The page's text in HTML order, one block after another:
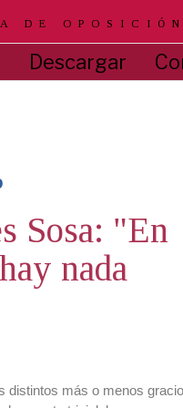
DE OPOSICIÓN
Descargar
Sosa: "En
nada
distintos más o menos